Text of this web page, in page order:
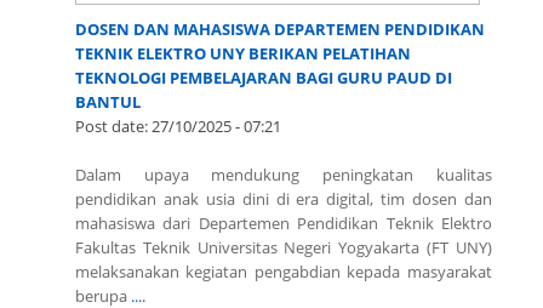
DOSEN DAN MAHASISWA DEPARTEMEN PENDIDIKAN
TEKNIK ELEKTRO UNY BERIKAN PELATIHAN
TEKNOLOGI PEMBELAJARAN BAGI GURU PAUD DI
BANTUL
Post date:27/10/2025 - 07:21
Dalam upaya mendukung peningkatan kualitas
pendidikan anak usia dini di era digital, tim dosen dan
mahasiswa dari Departemen Pendidikan Teknik Elektro
Fakultas Teknik Universitas Negeri Yogyakarta (FT UNY)
melaksanakan kegiatan pengabdian kepada masyarakat
berupa ....